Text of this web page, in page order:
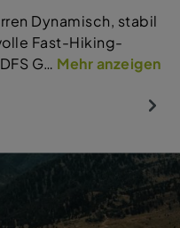
Dynamisch, stabil
Fast-Hiking-
G… Mehr anzeigen